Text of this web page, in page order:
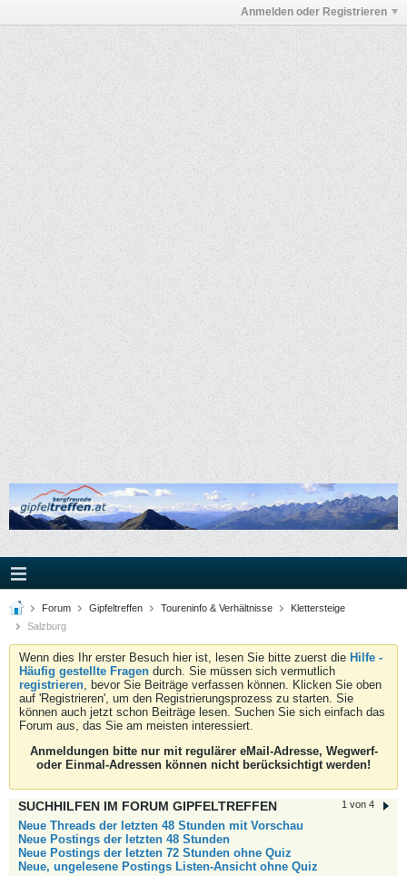
Anmelden oder Registrieren
Forum Gipfeltreffen Toureninfo & Verhältnisse
Klettersteige
Salzburg
Wenn dies Ihr erster Besuch hier ist, lesen Sie bitte zuerst die Hilfe -
Häufig gestellte Fragen durch. Sie müssen sich vermutlich
registrieren, bevor Sie Beiträge verfassen können. Klicken Sie oben
auf 'Registrieren', um den Registrierungsprozess zu starten. Sie
können auch jetzt schon Beiträge lesen. Suchen Sie sich einfach das
Forum aus, das Sie am meisten interessiert.
Anmeldungen bitte nur mit regulärer eMail-Adresse, Wegwerf-
oder Einmal-Adressen können nicht berücksichtigt werden!
1 von 4
SUCHHILFEN IM FORUM GIPFELTREFFEN
Neue Threads der letzten 48 Stunden mit Vorschau
Neue Postings der letzten 48 Stunden
Neue Postings der letzten 72 Stunden ohne Quiz
Neue, ungelesene Postings Listen-Ansicht ohne Quiz